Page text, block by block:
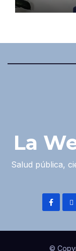
La
Salud pública,
©